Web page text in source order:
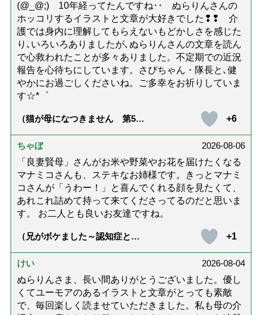
(@_@;) 10年経ってたんですね･･ ぬらりんさんの
ホッコリするイラストと文章が大好きでした❢❢ 介
護では身内に理解してもらえないもどかしさを感じた
り､いろいろありましたが､ぬらりんさんの文章を読ん
で心救われたことが多々ありました。不定期での近況
報告を心待ちにしています。さびちゃん・隊長と､健
やかにお過ごしくださいね。ご多幸をお祈りしていま
す☆*゜
（猫が母になつきません 第500
+6
ちゃぼ
2026-08-06
「良妻賢母」さんがお米や野菜やお花を届けたくなる
マナミコさんも、ステキなお姉様です。きっとマナミ
コさんが「うわー！」と喜んでくれる顔を見たくて、
あれこれ詰めて持って来てくださってるのだと思いま
す。 お二人とも良いお友達ですね。
（兄がボケました～認知症と介
達』が届きました」）
+1
けい
2026-08-04
ぬらりんさま、長い間ありがとうございました。優し
くてユーモアのあるイラストと文章がとっても素敵
で、毎回楽しく読ませていただきました。私も母の介